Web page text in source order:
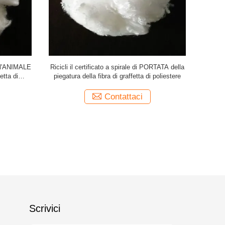
di
Ricicli il certificato a spirale di PORTATA della
piegatura della fibra di graffetta di poliestere
Contattaci
Scrivici